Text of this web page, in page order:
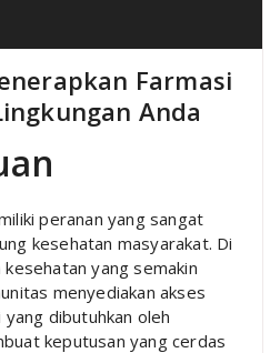
Farmasi
Anda
peranan yang sangat
kesehatan masyarakat. Di
yang semakin
menyediakan akses
dibutuhkan oleh
keputusan yang cerdas